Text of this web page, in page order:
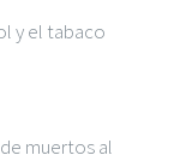
y el tabaco
muertos al